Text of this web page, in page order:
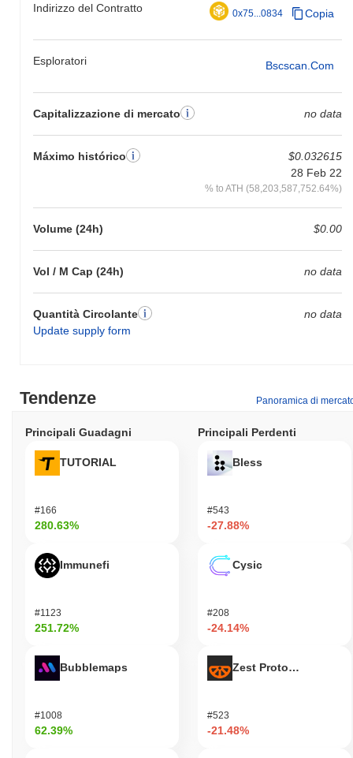
Indirizzo del Contratto 0x75...0834 Copia
Esploratori Bscscan.com
Capitalizzazione di mercato no data
Máximo histórico
$0.032615
28 Feb 22
% to ATH (58,203,587,752.64%)
Volume (24h) $0.00
Vol / M Cap (24h) no data
Quantità Circolante
Update supply form
no data
Tendenze Panoramica di
Principali Guadagni
TUTORIAL
#166
280.63%
Immunefi
#1123
251.72%
Bubblemaps
#1008
62.39%
Principali Perdenti
Bless
#543
-27.88%
Cysic
#208
-24.14%
Zest Protocol
#523
-21.48%